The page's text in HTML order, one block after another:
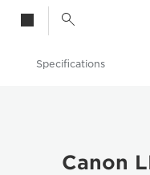
Specifications
Canon